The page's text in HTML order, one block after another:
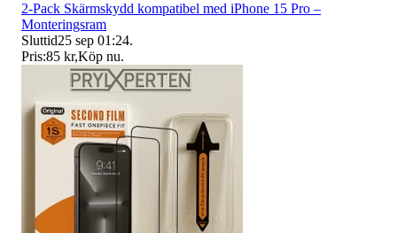
2-Pack Skärmskydd kompatibel med iPhone 15 Pro –
Monteringsram
Sluttid25 sep 01:24.
Pris:85 kr,Köp nu.